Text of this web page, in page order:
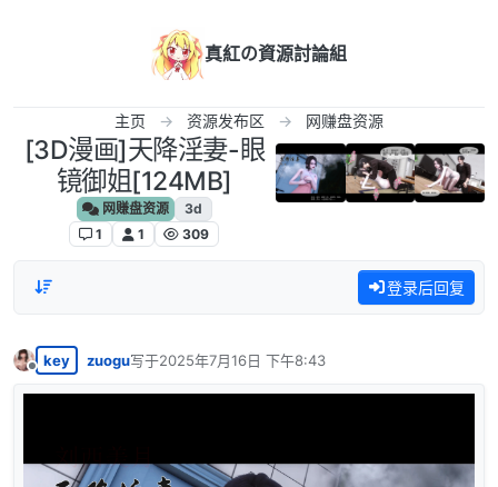
真紅の資源討論組
主页 资源发布区 网赚盘资源
[3D漫画]天降淫妻-眼
镜御姐[124MB]
网赚盘资源
3d
1
1 309
登录后回复
离线
key zuogu写于2025年7月16日 下午8:43
最后由 编辑